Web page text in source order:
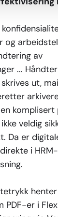
og
av
...
ut,
komplisert
veldig
Da er
i
PDF-er i